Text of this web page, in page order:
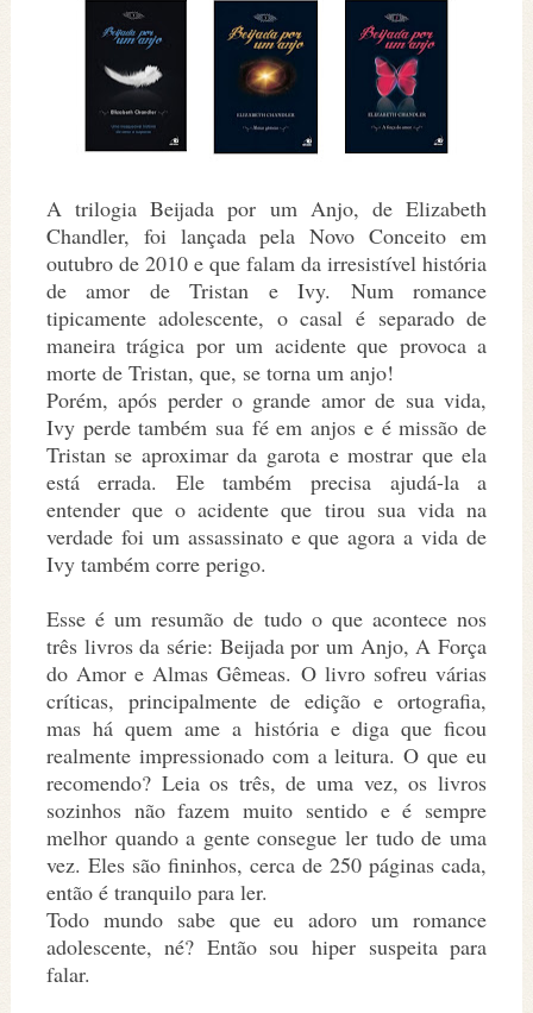
A trilogia Beijada por um Anjo, de Elizabeth
Chandler, foi lançada pela Novo Conceito em
outubro de 2010 e que falam da irresistível história
de amor de Tristan e Ivy. Num romance
tipicamente adolescente, o casal é separado de
maneira trágica por um acidente que provoca a
morte de Tristan, que, se torna um anjo!
Porém, após perder o grande amor de sua vida,
Ivy perde também sua fé em anjos e é missão de
Tristan se aproximar da garota e mostrar que ela
está errada. Ele também precisa ajudá-la a
entender que o acidente que tirou sua vida na
verdade foi um assassinato e que agora a vida de
Ivy também corre perigo.
Esse é um resumão de tudo o que acontece nos
três livros da série: Beijada por um Anjo, A Força
do Amor e Almas Gêmeas. O livro sofreu várias
críticas, principalmente de edição e ortografia,
mas há quem ame a história e diga que ficou
realmente impressionado com a leitura. O que eu
recomendo? Leia os três, de uma vez, os livros
sozinhos não fazem muito sentido e é sempre
melhor quando a gente consegue ler tudo de uma
vez. Eles são fininhos, cerca de 250 páginas cada,
então é tranquilo para ler.
Todo mundo sabe que eu adoro um romance
adolescente, né? Então sou hiper suspeita para
falar.